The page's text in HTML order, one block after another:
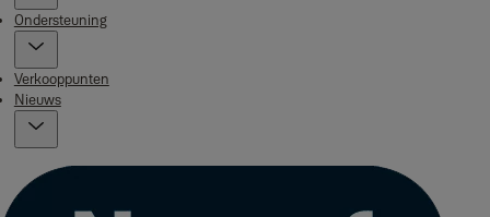
Ondersteuning
Verkooppunten
Nieuws